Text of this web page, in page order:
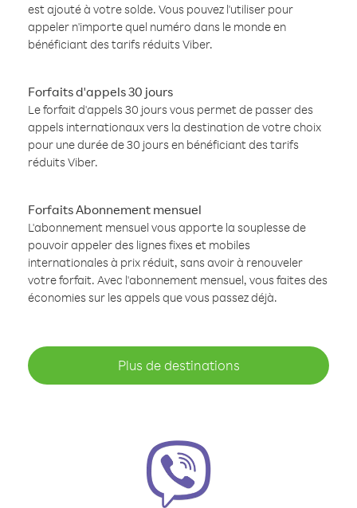
est ajouté à votre solde. Vous pouvez l'utiliser pour
appeler n'importe quel numéro dans le monde en
bénéficiant des tarifs réduits Viber.
Forfaits d'appels 30 jours
Le forfait d'appels 30 jours vous permet de passer des
appels internationaux vers la destination de votre choix
pour une durée de 30 jours en bénéficiant des tarifs
réduits Viber.
Forfaits Abonnement mensuel
L'abonnement mensuel vous apporte la souplesse de
pouvoir appeler des lignes fixes et mobiles
internationales à prix réduit, sans avoir à renouveler
votre forfait. Avec l'abonnement mensuel, vous faites des
économies sur les appels que vous passez déjà.
Plus de destinations